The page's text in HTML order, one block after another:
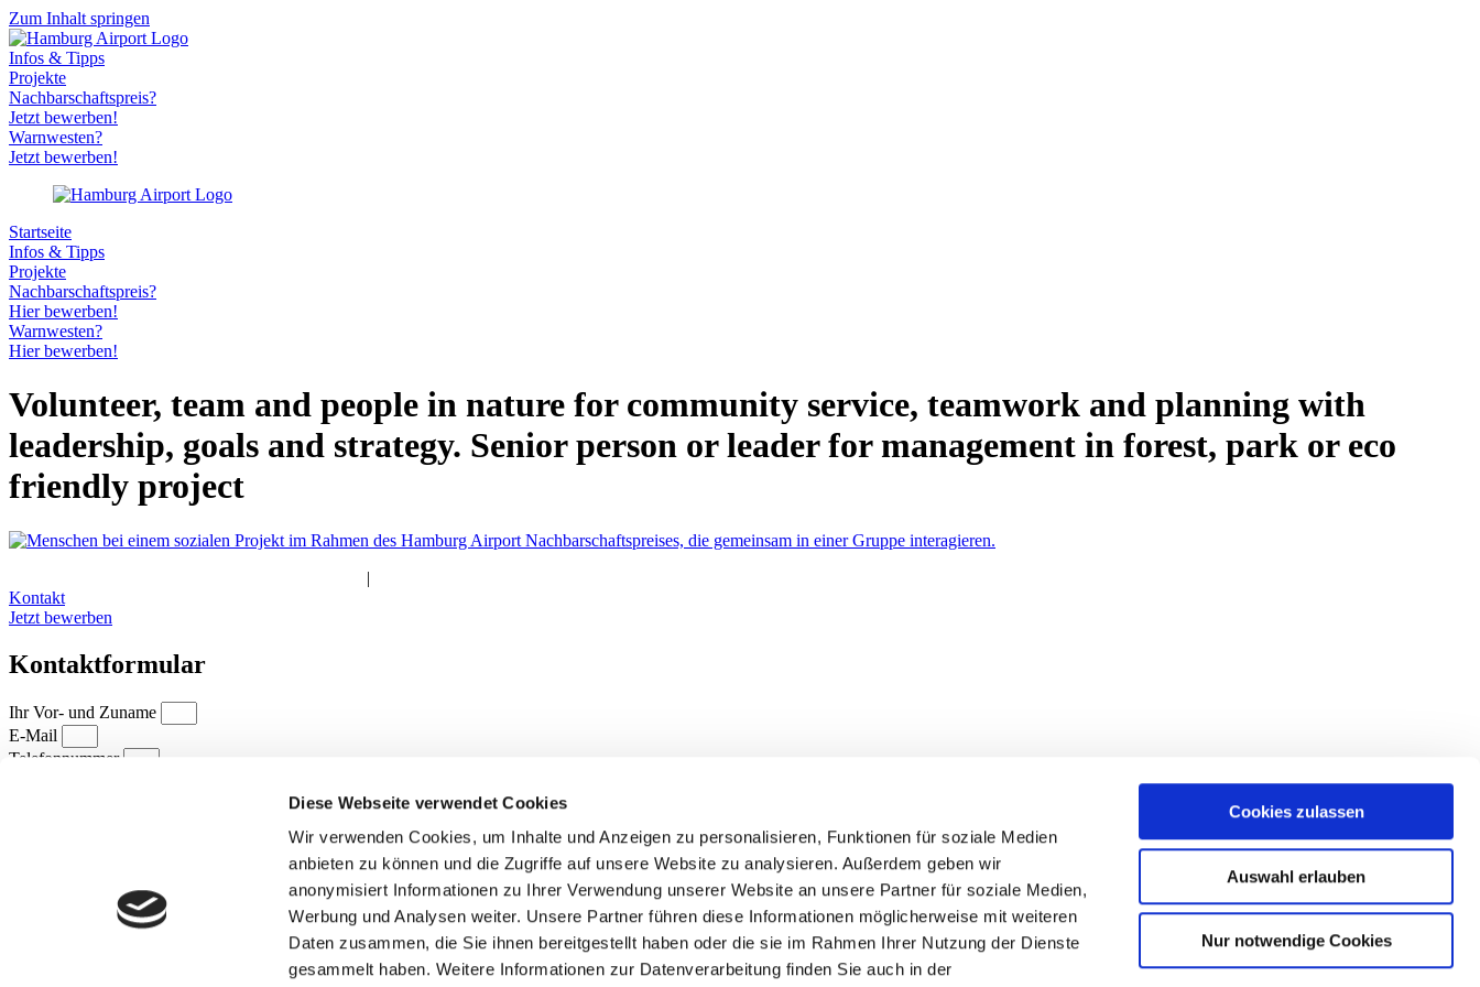
Diese Webseite verwendet Cookies
Wir verwenden Cookies, um Inhalte und Anzeigen zu personalisieren, Funktionen für soziale Medien
anbieten zu können und die Zugriffe auf unsere Website zu analysieren. Außerdem geben wir
anonymisiert Informationen zu Ihrer Verwendung unserer Website an unsere Partner für soziale Medien,
Werbung und Analysen weiter. Unsere Partner führen diese Informationen möglicherweise mit weiteren
Daten zusammen, die Sie ihnen bereitgestellt haben oder die sie im Rahmen Ihrer Nutzung der Dienste
gesammelt haben. Weitere Informationen zur Datenverarbeitung finden Sie auch in der
Cookies zulassen
Auswahl erlauben
Nur notwendige Cookies
Zum Inhalt springen
Infos & Tipps
Projekte
Nachbarschaftspreis?
Jetzt bewerben!
Warnwesten?
Jetzt bewerben!
Startseite
Infos & Tipps
Projekte
Nachbarschaftspreis?
Hier bewerben!
Warnwesten?
Hier bewerben!
Volunteer, team and people in nature for community service, teamwork and planning with
leadership, goals and strategy. Senior person or leader for management in forest, park or eco
friendly project
|
Kontakt
Jetzt bewerben
Kontaktformular
Ihr Vor- und Zuname
E-Mail
Telefonnummer
Ich bin damit einverstanden, dass die Flughafen Hamburg GmbH die von mir in das Teilnahmeformular eingegebenen Daten zur Bearbeitung meiner Teilnahme am Wettbewerb nach Maßgabe des
Datenschutzhinweises speichert und verarbeitet. Ich habe dieDatenschutzerklärunggelesen. Diese Einwilligung kann jederzeit von mir widerrufen werden.